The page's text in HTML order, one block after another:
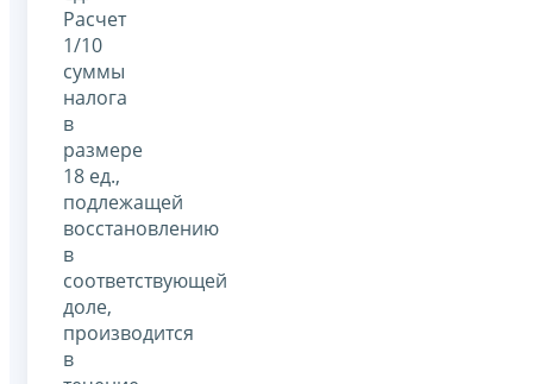
Расчет
1/10
суммы
налога
в
размере
18 ед.,
подлежащей
восстановлению
в
соответствующей
доле,
производится
в